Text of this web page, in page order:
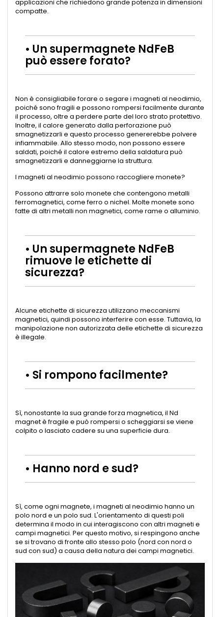
applicazioni che richiedono grande potenza in dimensioni
compatte.
• Un supermagnete NdFeB
può essere forato?
Non è consigliabile forare o segare i magneti al neodimio,
poiché sono fragili e possono rompersi facilmente durante
il processo, oltre a perdere parte del loro strato protettivo.
Inoltre, il calore generato dalla perforazione può
smagnetizzarli e questo processo genererebbe polvere
infiammabile. Allo stesso modo, non possono essere
saldati, poiché il calore estremo della saldatura può
smagnetizzarli e danneggiarne la struttura.
I magneti al neodimio possono raccogliere monete?
Possono attrarre solo monete che contengono metalli
ferromagnetici, come ferro o nichel. Molte monete sono
fatte di altri metalli non magnetici, come rame o alluminio.
• Un supermagnete NdFeB
rimuove le etichette di
sicurezza?
Alcune etichette di sicurezza utilizzano meccanismi
magnetici, quindi possono interferire con esse. Tuttavia, la
manipolazione non autorizzata delle etichette di sicurezza
è illegale.
• Si rompono facilmente?
Sì, nonostante la sua grande forza magnetica, il Nd
magnet è fragile e può rompersi o scheggiarsi se viene
colpito o lasciato cadere su una superficie dura.
• Hanno nord e sud?
Sì, come ogni magnete, i magneti al neodimio hanno un
polo nord e un polo sud. L'orientamento di questi poli
determina il modo in cui interagiscono con altri magneti e
campi magnetici. Per questo motivo, si respingono anche
se si trovano di fronte allo stesso polo (nord con nord o
sud con sud) a causa della natura dei campi magnetici.